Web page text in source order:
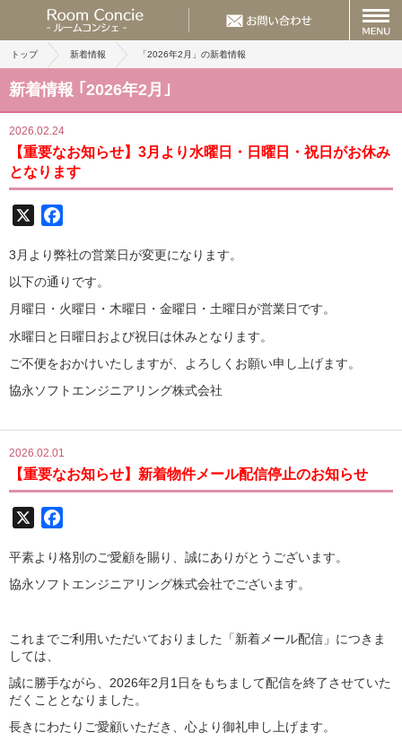
トップ 新着情報 「2026年2月」の新着情報
新着情報 ｢2026年2月｣
2026.02.24
【重要なお知らせ】3月より水曜日・日曜日・祝日がお休み
となります
3月より弊社の営業日が変更になります。
以下の通りです。
月曜日・火曜日・木曜日・金曜日・土曜日が営業日です。
水曜日と日曜日および祝日は休みとなります。
ご不便をおかけいたしますが、よろしくお願い申し上げます。
協永ソフトエンジニアリング株式会社
2026.02.01
【重要なお知らせ】新着物件メール配信停止のお知らせ
平素より格別のご愛顧を賜り、誠にありがとうございます。
協永ソフトエンジニアリング株式会社でございます。
これまでご利用いただいておりました「新着メール配信」につきま
しては、
誠に勝手ながら、2026年2月1日をもちまして配信を終了させていた
だくこととなりました。
長きにわたりご愛顧いただき、心より御礼申し上げます。